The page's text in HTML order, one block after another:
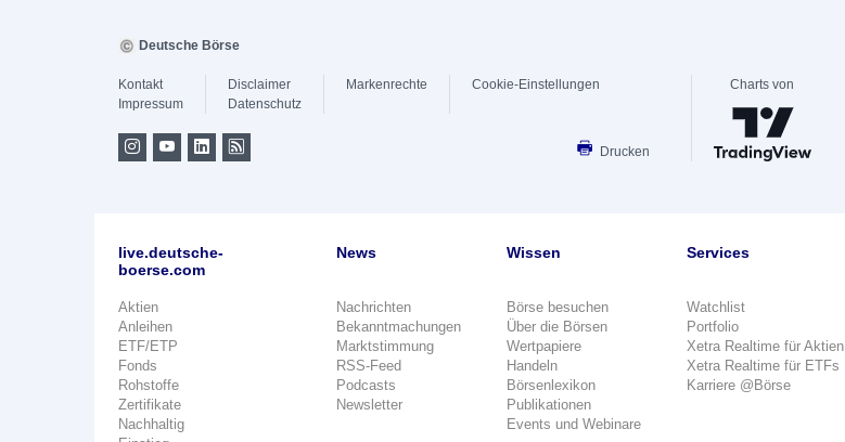
Deutsche Börse
Kontakt
Impressum
Disclaimer
Datenschutz
Markenrechte Cookie-Einstellungen
Drucken
Charts von
live.deutsche-
boerse.com
Aktien
Anleihen
ETF/ETP
Fonds
Rohstoffe
Zertifikate
Nachhaltig
News
Nachrichten
Bekanntmachungen
Marktstimmung
RSS-Feed
Podcasts
Newsletter
Wissen
Börse besuchen
Über die Börsen
Wertpapiere
Handeln
Börsenlexikon
Publikationen
Events und Webinare
Services
Watchlist
Portfolio
Xetra Realtime für Aktien
Xetra Realtime für ETFs
Karriere @Börse